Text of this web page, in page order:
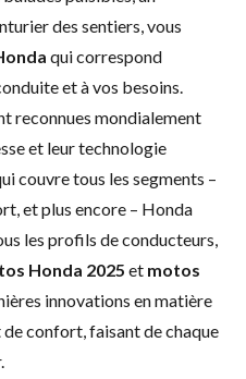
des sentiers, vous
qui correspond
et à vos besoins.
reconnues mondialement
et leur technologie
couvre tous les segments –
et plus encore – Honda
les profils de conducteurs,
Honda 2025 et motos
innovations en matière
confort, faisant de chaque